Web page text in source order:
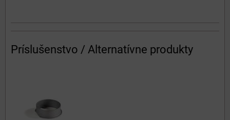
Príslušenstvo / Alternatívne produkty